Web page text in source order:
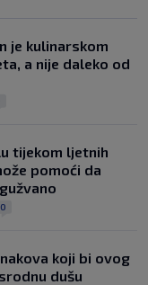
je kulinarskom
a nije daleko od
tijekom ljetnih
pomoći da
0
koji bi ovog
dušu